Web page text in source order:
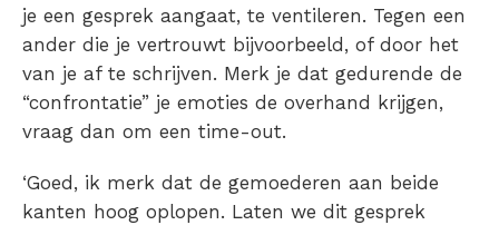
je een gesprek aangaat, te ventileren. Tegen een
ander die je vertrouwt bijvoorbeeld, of door het
van je af te schrijven. Merk je dat gedurende de
“confrontatie” je emoties de overhand krijgen,
vraag dan om een time-out.
‘Goed, ik merk dat de gemoederen aan beide
kanten hoog oplopen. Laten we dit gesprek